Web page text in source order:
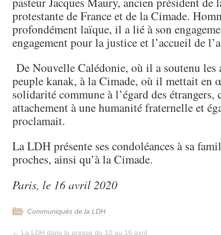
protestante de France et de la Cimade.
profondément laïque, il a lié à son
engagement pour la justice et l’accueil de
De Nouvelle Calédonie, où il a soutenu les
peuple kanak, à la Cimade, où il mettait en
solidarité commune à l’égard des étrangers,
attachement à une humanité fraternelle et
proclamait.
La LDH présente ses condoléances à sa
proches, ainsi qu’à la Cimade.
Paris, le 16 avril 2020
Communiqués de la LDH
← La LDH dans la presse du 10 au 16 avril